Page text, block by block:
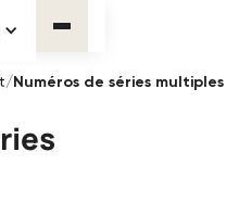
/Numéros de séries multiples